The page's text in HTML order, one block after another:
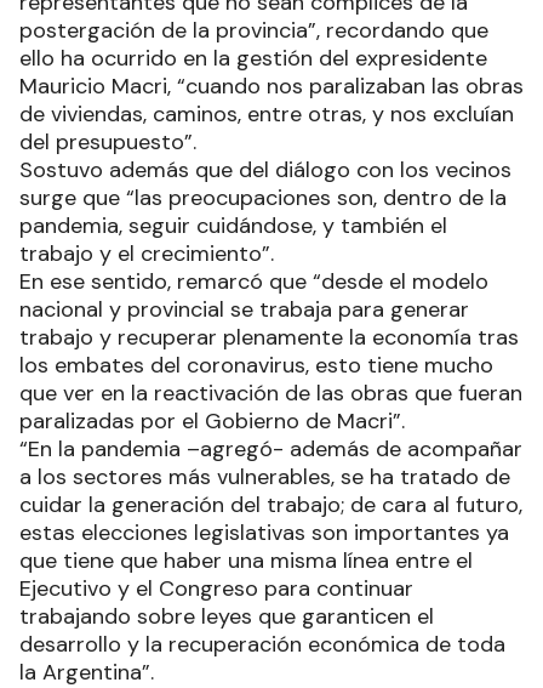
postergación de la provincia”, recordando que
ello ha ocurrido en la gestión del expresidente
Mauricio Macri, “cuando nos paralizaban las obras
de viviendas, caminos, entre otras, y nos excluían
del presupuesto”.
Sostuvo además que del diálogo con los vecinos
surge que “las preocupaciones son, dentro de la
pandemia, seguir cuidándose, y también el
trabajo y el crecimiento”.
En ese sentido, remarcó que “desde el modelo
nacional y provincial se trabaja para generar
trabajo y recuperar plenamente la economía tras
los embates del coronavirus, esto tiene mucho
que ver en la reactivación de las obras que fueran
paralizadas por el Gobierno de Macri”.
“En la pandemia –agregó- además de acompañar
a los sectores más vulnerables, se ha tratado de
cuidar la generación del trabajo; de cara al futuro,
estas elecciones legislativas son importantes ya
que tiene que haber una misma línea entre el
Ejecutivo y el Congreso para continuar
trabajando sobre leyes que garanticen el
desarrollo y la recuperación económica de toda
la Argentina”.